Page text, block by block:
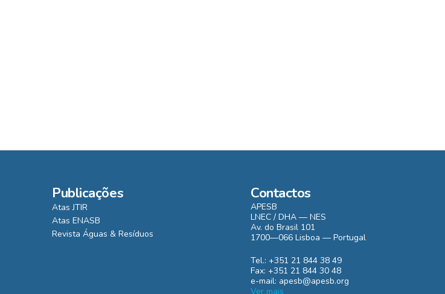
Publicações
Atas JTIR
Atas ENASB
Revista Águas & Resíduos
Contactos
APESB
LNEC / DHA — NES
Av. do Brasil 101
1700—066 Lisboa — Portugal
Tel.: +351 21 844 38 49
Fax: +351 21 844 30 48
e-mail: apesb@apesb.org
Ver mais